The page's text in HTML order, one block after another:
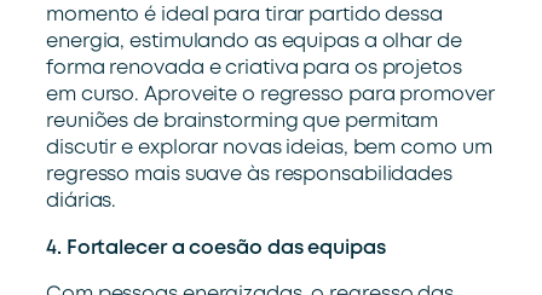
momento é ideal para tirar partido dessa
energia, estimulando as equipas a olhar de
forma renovada e criativa para os projetos
em curso. Aproveite o regresso para promover
reuniões de brainstorming que permitam
discutir e explorar novas ideias, bem como um
regresso mais suave às responsabilidades
diárias.
4. Fortalecer a coesão das equipas